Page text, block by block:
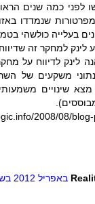
לפני כמה שנים
שנמדדו
בעלייה כולשהי
לינק למחקר זה
לינק לדיווח על
משקעים של
שינויים
2008/08/